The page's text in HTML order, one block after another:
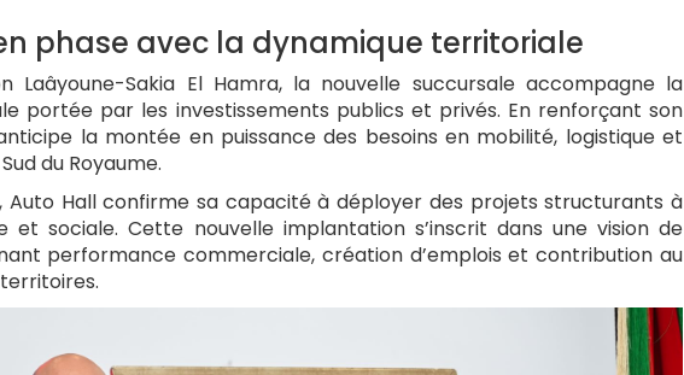
phase avec la dynamique territoriale
Sakia El Hamra, la nouvelle succursale accompagne la
portée par les investissements publics et privés. En renforçant son
la montée en puissance des besoins en mobilité, logistique et
du Royaume.
Hall confirme sa capacité à déployer des projets structurants à
et sociale. Cette nouvelle implantation s’inscrit dans une vision de
performance commerciale, création d’emplois et contribution au